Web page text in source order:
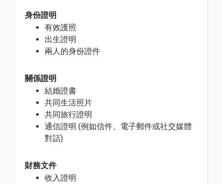
身份證明
有效護照
出生證明
兩人的身份證件
關係證明
結婚證書
共同生活照片
共同旅行證明
通信證明 (例如信件、電子郵件或社交媒體
對話)
財務文件
收入證明